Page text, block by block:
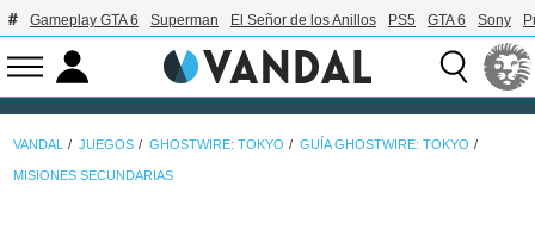
Gameplay GTA 6 Superman El Señor de los Anillos PS5 GTA 6 Sony
VANDAL JUEGOS GHOSTWIRE: TOKYO GUÍA GHOSTWIRE: TOKYO
MISIONES SECUNDARIAS